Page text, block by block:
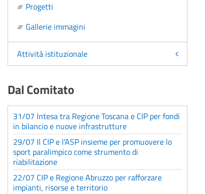
Progetti
Gallerie immagini
Attività istituzionale
Dal Comitato
31/07 Intesa tra Regione Toscana e CIP per fondi
in bilancio e nuove infrastrutture
29/07 Il CIP e l'ASP insieme per promuovere lo
sport paralimpico come strumento di
riabilitazione
22/07 CIP e Regione Abruzzo per rafforzare
impianti, risorse e territorio